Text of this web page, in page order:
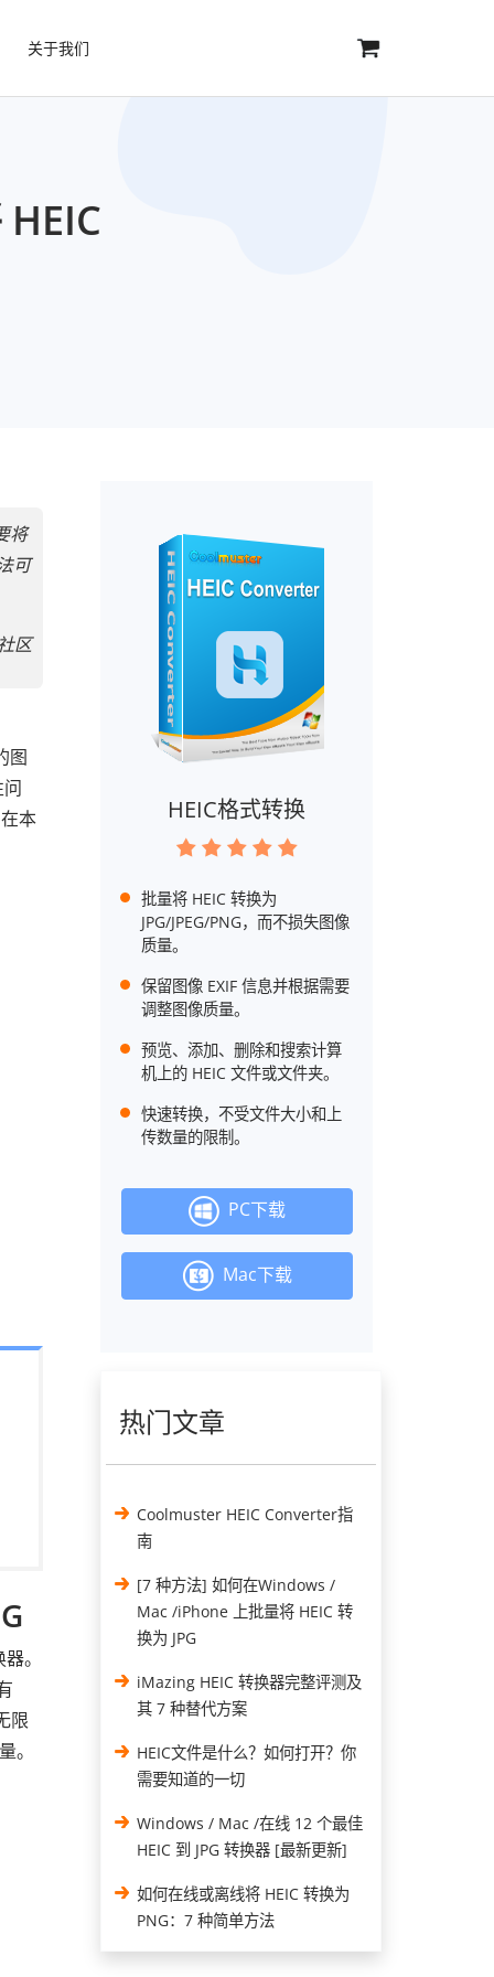
关于我们
将
可
区
图
本
。
限
。
HEIC格式转换
批量将 HEIC 转换为
JPG/JPEG/PNG，而不损失图像
质量。
保留图像 EXIF 信息并根据需要
调整图像质量。
预览、添加、删除和搜索计算
机上的 HEIC 文件或文件夹。
快速转换，不受文件大小和上
传数量的限制。
PC下载
Mac下载
热门文章
Coolmuster HEIC Converter指
南
[7 种方法] 如何在Windows /
Mac /iPhone 上批量将 HEIC 转
换为 JPG
iMazing HEIC 转换器完整评测及
其 7 种替代方案
HEIC文件是什么？如何打开？你
需要知道的一切
Windows / Mac /在线 12 个最佳
HEIC 到 JPG 转换器 [最新更新]
如何在线或离线将 HEIC 转换为
PNG：7 种简单方法